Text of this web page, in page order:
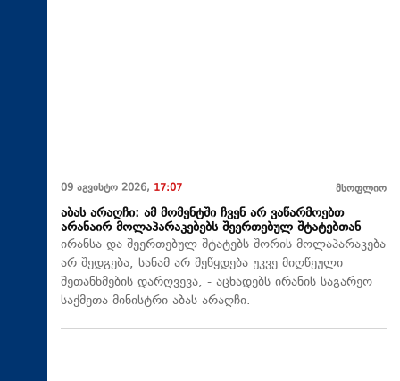
09 აგვისტო 2026, 17:07 მსოფლიო
აბას არაღჩი: ამ მომენტში ჩვენ არ ვაწარმოებთ
არანაირ მოლაპარაკებებს შეერთებულ შტატებთან
ირანსა და შეერთებულ შტატებს შორის მოლაპარაკება
არ შედგება, სანამ არ შეწყდება უკვე მიღწეული
შეთანხმების დარღვევა, - აცხადებს ირანის საგარეო
საქმეთა მინისტრი აბას არაღჩი.